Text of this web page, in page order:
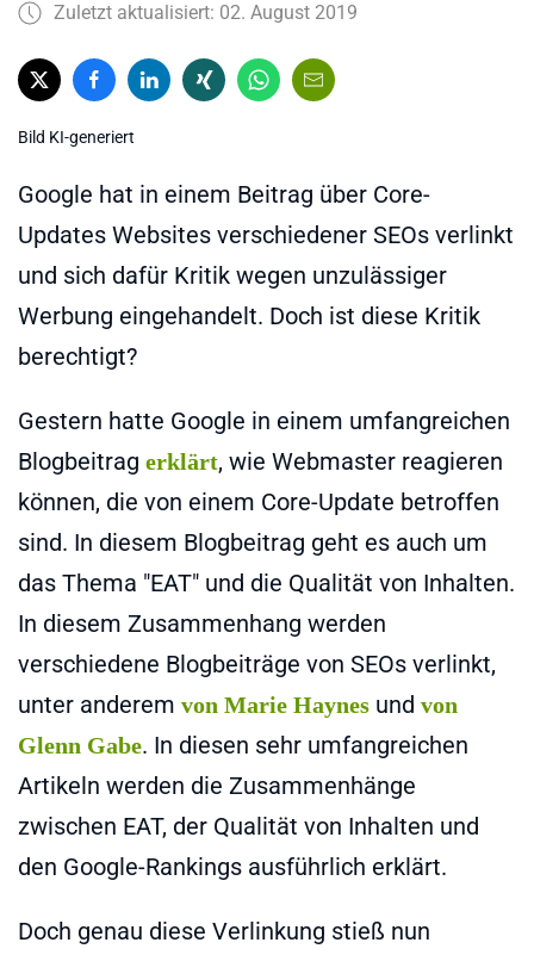
Zuletzt aktualisiert: 02. August 2019
Bild KI-generiert
Google hat in einem Beitrag über Core-
Updates Websites verschiedener SEOs verlinkt
und sich dafür Kritik wegen unzulässiger
Werbung eingehandelt. Doch ist diese Kritik
berechtigt?
Gestern hatte Google in einem umfangreichen
Blogbeitrag erklärt, wie Webmaster reagieren
können, die von einem Core-Update betroffen
sind. In diesem Blogbeitrag geht es auch um
das Thema "EAT" und die Qualität von Inhalten.
In diesem Zusammenhang werden
verschiedene Blogbeiträge von SEOs verlinkt,
unter anderem von Marie Haynes und von
Glenn Gabe. In diesen sehr umfangreichen
Artikeln werden die Zusammenhänge
zwischen EAT, der Qualität von Inhalten und
den Google-Rankings ausführlich erklärt.
Doch genau diese Verlinkung stieß nun